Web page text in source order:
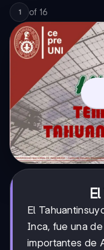
1 of 16
El
Inca, fue una
importantes de